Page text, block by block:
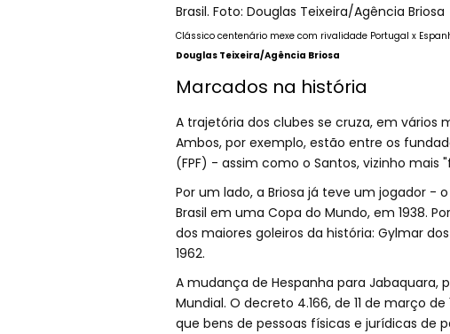
Clássico centenário mexe com rivalidade Portugal x
Douglas Teixeira/Agência Briosa
Marcados na história
A trajetória dos clubes se cruza, em vários
Ambos, por exemplo, estão entre os
(FPF) - assim como o Santos, vizinho mais
Por um lado, a Briosa já teve um jogador -
Brasil em uma Copa do Mundo, em 1938.
dos maiores goleiros da história: Gylmar
1962.
A mudança de Hespanha para Jabaquara,
Mundial. O decreto 4.166, de 11 de março
que bens de pessoas físicas e jurídicas de